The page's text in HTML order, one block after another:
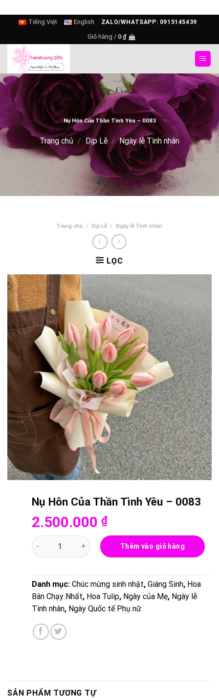
content
Tiếng Việt English ZALO/WHATSAPP: 0915145439
Giỏ hàng / 0 ₫
Nụ Hôn Của Thần Tình Yêu – 0083
Trang chủ / Dịp Lễ / Ngày lễ Tình nhân
Trang chủ / Dịp Lễ / Ngày lễ Tình nhân
LỌC
Nụ Hôn Của Thần Tình Yêu – 0083
2.500.000 ₫
Nụ Hôn Của Thần Tình Yêu - 0083 số lượng
Thêm vào giỏ hàng
Danh mục: Chúc mừng sinh nhật, Giáng Sinh, Hoa
Bán Chạy Nhất, Hoa Tulip, Ngày của Mẹ, Ngày lễ
Tình nhân, Ngày Quốc tế Phụ nữ
SẢN PHẨM TƯƠNG TỰ